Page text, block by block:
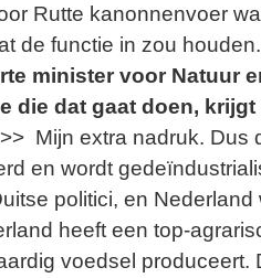
Rutte kanonnenvoer
de functie in zou
minister voor Natuur
die dat gaat doen,
Mijn extra nadruk. Dus
en wordt
politici, en Nederland
heeft een top-
voedsel produceert.